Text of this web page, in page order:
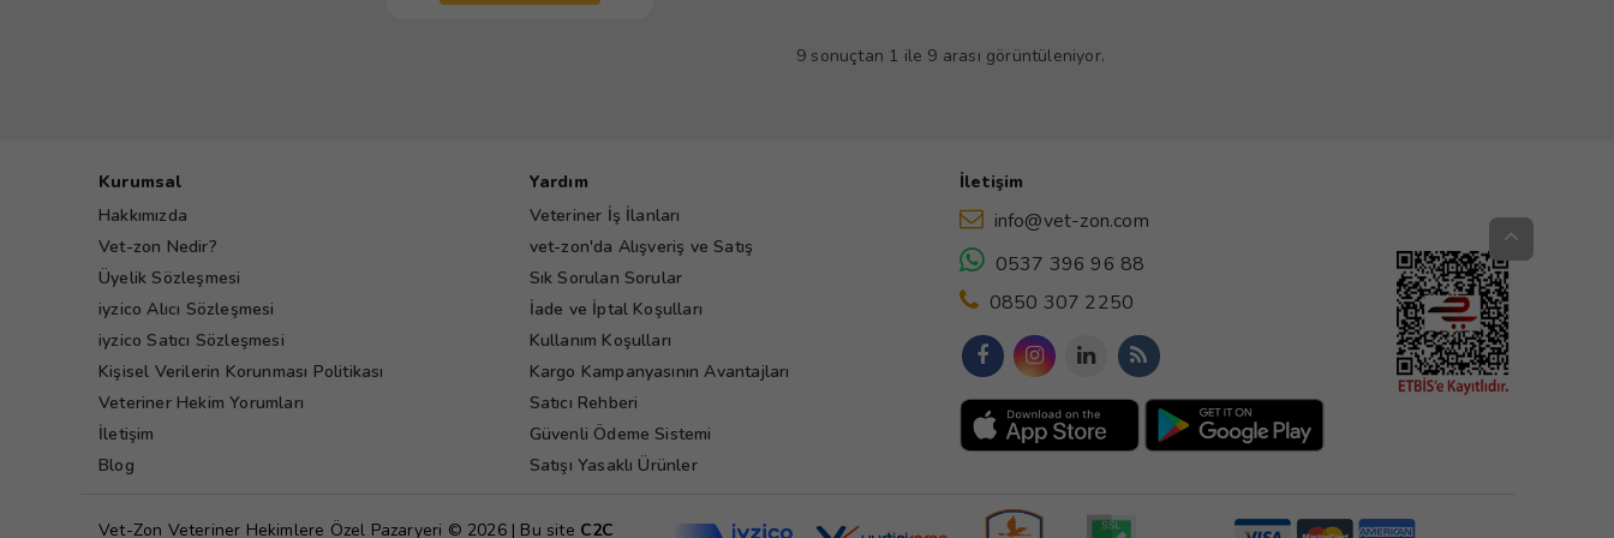
9 sonuçtan 1 ile 9 arası görüntüleniyor.
Kurumsal
Hakkımızda
Vet-zon Nedir?
Üyelik Sözleşmesi
iyzico Alıcı Sözleşmesi
iyzico Satıcı Sözleşmesi
Kişisel Verilerin Korunması Politikası
Veteriner Hekim Yorumları
İletişim
Blog
Yardım
Veteriner İş İlanları
vet-zon'da Alışveriş ve Satış
Sık Sorulan Sorular
İade ve İptal Koşulları
Kullanım Koşulları
Kargo Kampanyasının Avantajları
Satıcı Rehberi
Güvenli Ödeme Sistemi
Satışı Yasaklı Ürünler
İletişim
info@vet-zon.com
0537 396 96 88
0850 307 2250
Vet-Zon Veteriner Hekimlere Özel Pazaryeri © 2026 | Bu site C2C